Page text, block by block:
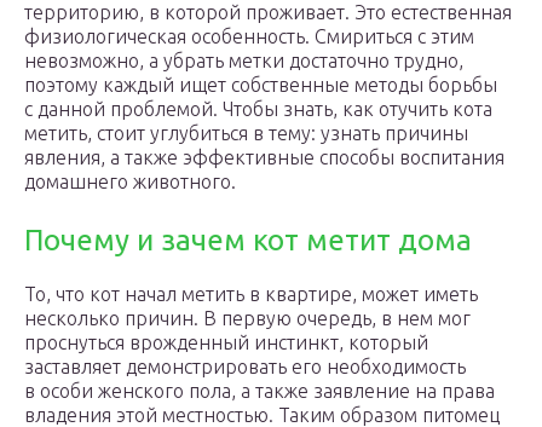
территорию, в которой проживает. Это естественная
физиологическая особенность. Смириться с этим
невозможно, а убрать метки достаточно трудно,
поэтому каждый ищет собственные методы борьбы
с данной проблемой. Чтобы знать, как отучить кота
метить, стоит углубиться в тему: узнать причины
явления, а также эффективные способы воспитания
домашнего животного.
Почему и зачем кот метит дома
То, что кот начал метить в квартире, может иметь
несколько причин. В первую очередь, в нем мог
проснуться врожденный инстинкт, который
заставляет демонстрировать его необходимость
в особи женского пола, а также заявление на права
владения этой местностью. Таким образом питомец